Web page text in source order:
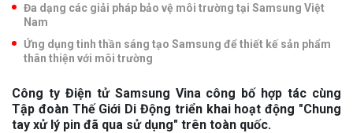
Đa dạng các giải pháp bảo vệ môi trường tại Samsung Việt
Nam
Ứng dụng tinh thần sáng tạo Samsung để thiết kế sản phẩm
thân thiện với môi trường
Công ty Điện tử Samsung Vina công bố hợp tác cùng
Tập đoàn Thế Giới Di Động triển khai hoạt động "Chung
tay xử lý pin đã qua sử dụng" trên toàn quốc.